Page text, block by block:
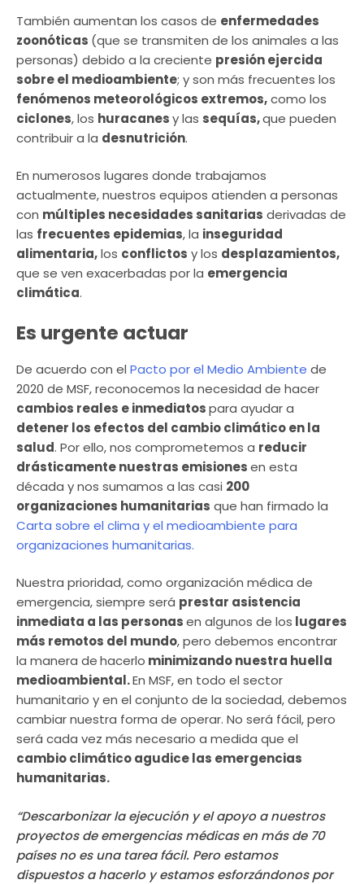
También aumentan los casos de enfermedades
zoonóticas (que se transmiten de los animales a las
personas) debido a la creciente presión ejercida
sobre el medioambiente; y son más frecuentes los
fenómenos meteorológicos extremos,como los
ciclones, los huracanesy las sequías,que pueden
contribuir a la desnutrición.
En numerosos lugares donde trabajamos
actualmente, nuestros equipos atienden a personas
con múltiples necesidades sanitarias derivadas de
las frecuentes epidemias, la inseguridad
alimentaria,los conflictos y los desplazamientos,
que se ven exacerbadas por la emergencia
climática.
Es urgente actuar
De acuerdo con el Pacto por el Medio Ambiente de
2020 de MSF, reconocemos la necesidad de hacer
cambios reales e inmediatospara ayudar a
detener los efectos del cambio climático en la
salud. Por ello, nos comprometemos a reducir
drásticamente nuestras emisionesen esta
década y nos sumamos a las casi 200
organizaciones humanitarias que han firmado la
Carta sobre el clima y el medioambiente para
organizaciones humanitarias.
Nuestra prioridad, como organización médica de
emergencia, siempre será prestar asistencia
inmediata a las personasen algunos de los lugares
más remotos del mundo, pero debemos encontrar
la manera dehacerlo minimizando nuestra huella
medioambiental.En MSF, en todo el sector
humanitario y en el conjunto de la sociedad, debemos
cambiar nuestra forma de operar. No será fácil, pero
será cada vez más necesario a medida que el
cambio climático agudice las emergencias
humanitarias.
“Descarbonizar la ejecución y el apoyo a nuestros
proyectos de emergencias médicas en más de 70
países no es una tarea fácil. Pero estamos
dispuestos a hacerlo y estamos esforzándonos por